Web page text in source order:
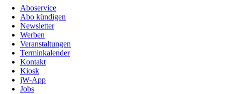
Aboservice
Abo kündigen
Newsletter
Werben
Veranstaltungen
Terminkalender
Kontakt
Kiosk
jW-App
Jobs